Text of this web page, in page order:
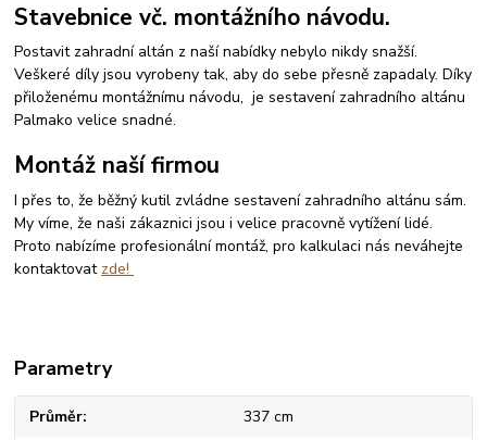
Stavebnice vč. montážního návodu.
Postavit zahradní altán z naší nabídky nebylo nikdy snažší.
Veškeré díly jsou vyrobeny tak, aby do sebe přesně zapadaly. Díky
přiloženému montážnímu návodu, je sestavení zahradního altánu
Palmako velice snadné.
Montáž naší firmou
I přes to, že běžný kutil zvládne sestavení zahradního altánu sám.
My víme, že naši zákaznici jsou i velice pracovně vytížení lidé.
Proto nabízíme profesionální montáž, pro kalkulaci nás neváhejte
kontaktovat zde!
Parametry
Průměr 337 cm